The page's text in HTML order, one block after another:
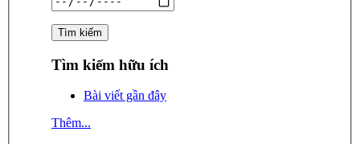
Tìm kiếm hữu ích
Bài viết gần đây
Thêm...